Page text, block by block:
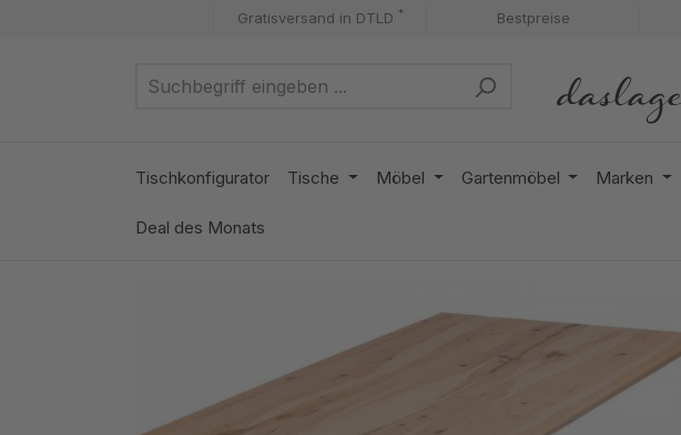
Zur Hauptnavigation springenGratisversand in DTLD * Bestpreise
Tischkonfigurator Tische Möbel Gartenmöbel Marken
Deal des Monats